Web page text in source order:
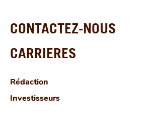
CONTACTEZ-NOUS
CARRIERES
Rédaction
Investisseurs